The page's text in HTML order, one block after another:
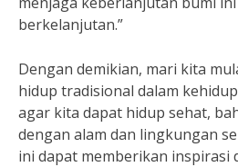
berkelanjutan.”
Dengan demikian, mari kita
hidup tradisional dalam
agar kita dapat hidup sehat,
dengan alam dan lingkungan
ini dapat memberikan inspirasi